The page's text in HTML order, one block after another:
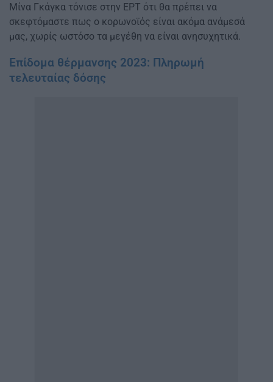
Μίνα Γκάγκα τόνισε στην ΕΡΤ ότι θα πρέπει να
σκεφτόμαστε πως ο κορωνοϊός είναι ακόμα ανάμεσά
μας, χωρίς ωστόσο τα μεγέθη να είναι ανησυχητικά.
Επίδομα θέρμανσης 2023: Πληρωμή
τελευταίας δόσης